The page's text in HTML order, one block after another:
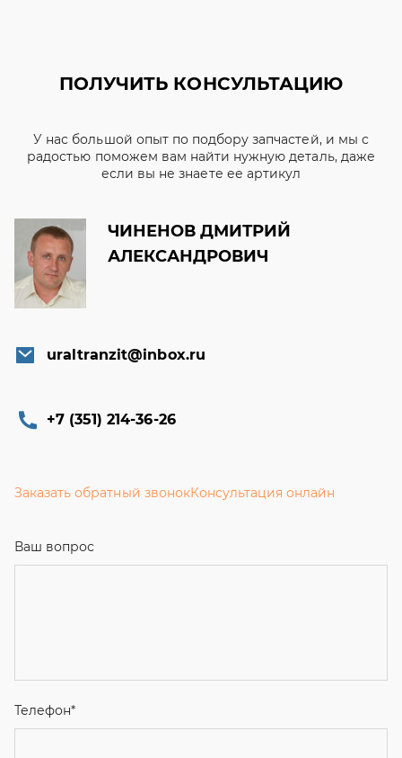
ПОЛУЧИТЬ КОНСУЛЬТАЦИЮ
У нас большой опыт по подбору запчастей, и мы с
радостью поможем вам найти нужную деталь, даже
если вы не знаете ее артикул
ЧИНЕНОВ ДМИТРИЙ
АЛЕКСАНДРОВИЧ
uraltranzit@inbox.ru
+7 (351) 214-36-26
Заказать обратный звонокКонсультация онлайн
Ваш вопрос